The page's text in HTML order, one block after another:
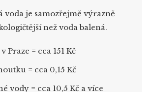
voda je samozřejmě výrazně
než voda balená.
v Praze = cca 151 Kč
= cca 0,15 Kč
vody = cca 10,5 Kč a více